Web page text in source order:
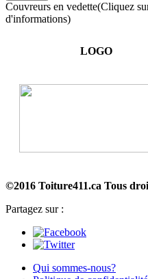
Couvreurs en vedette(Cliquez
d'informations)
LOGO
©2016 Toiture411.ca Tous
Partagez sur :
Qui sommes-nous?